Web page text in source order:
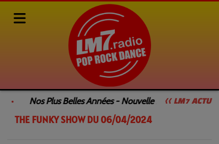
<< LM7 ACTU
Nos Plus Belles Années - Nouvelle Émission
Rediffusions de nos émissions SAMEDI DANCEFLOOR by François GEE
THE FUNKY SHOW DU 06/04/2024